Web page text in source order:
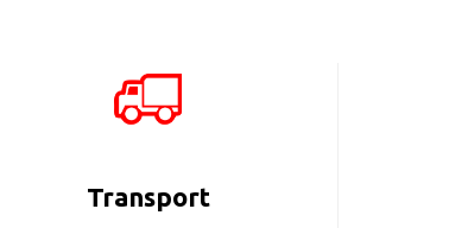
Transport